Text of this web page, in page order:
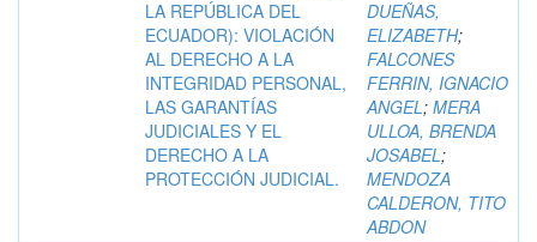
LA REPÚBLICA DEL
ECUADOR): VIOLACIÓN
AL DERECHO A LA
INTEGRIDAD PERSONAL,
LAS GARANTÍAS
JUDICIALES Y EL
DERECHO A LA
PROTECCIÓN JUDICIAL.
DUEÑAS,
ELIZABETH;
FALCONES
FERRIN, IGNACIO
ANGEL; MERA
ULLOA, BRENDA
JOSABEL;
MENDOZA
CALDERON, TITO
ABDON